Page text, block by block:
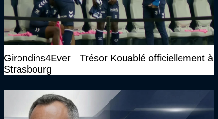
Girondins4Ever - Trésor Kouablé officiellement à
Strasbourg